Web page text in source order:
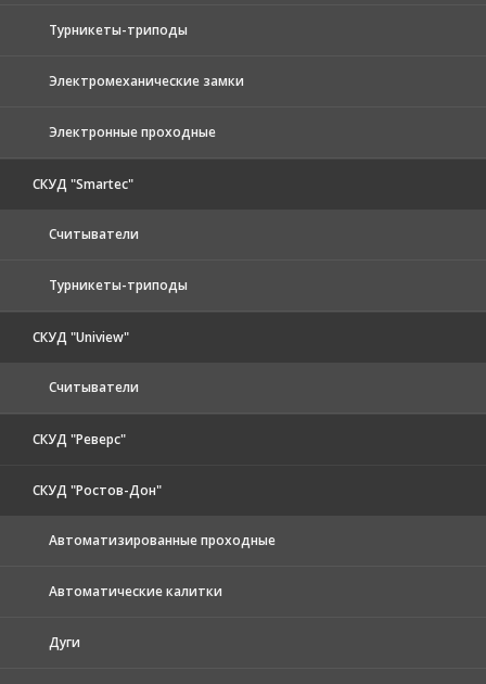
Турникеты-триподы
Электромеханические замки
Электронные проходные
СКУД "Smartec"
Считыватели
Турникеты-триподы
СКУД "Uniview"
Считыватели
СКУД "Реверс"
СКУД "Ростов-Дон"
Автоматизированные проходные
Автоматические калитки
Дуги